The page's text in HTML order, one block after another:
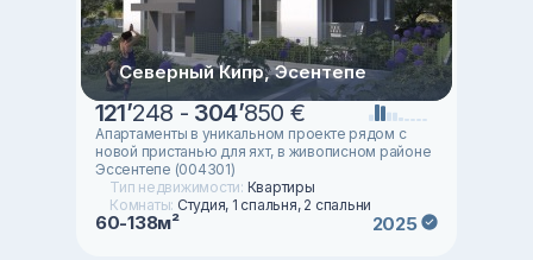
Северный Кипр, Эсентепе
121’248 - 304’850 €
Апартаменты в уникальном проекте рядом с
новой пристанью для яхт, в живописном районе
Эссентепе (004301)
Тип недвижимости: Квартиры
Комнаты: Студия, 1 спальня, 2 спальни
60-138м² 2025